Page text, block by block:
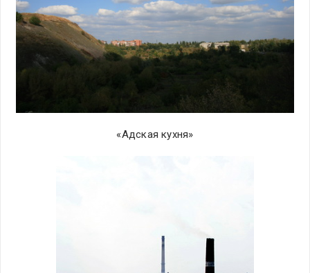
«Адская кухня»